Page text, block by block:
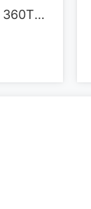
标致标致4082024款 360THP 龘龘款 拉图版